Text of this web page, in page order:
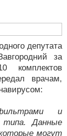
депутата
за
комплектов
врачам,
и
типа. Данные
могут